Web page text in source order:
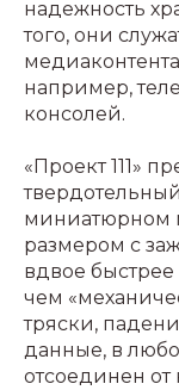
надежность
того, они
например,
консолей.
«Проект 111»
миниатюрном
размером с
вдвое
чем
тряски,
данные, в
отсоединен